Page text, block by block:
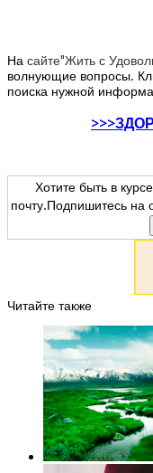
На сайте"Жить с
волнующие вопросы.
поиска нужной
Хотите быть в
почту.Подпишитесь на
Читайте также